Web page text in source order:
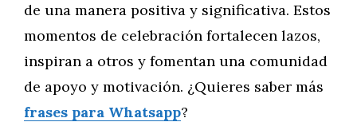
de una manera positiva y significativa. Estos
momentos de celebración fortalecen lazos,
inspiran a otros y fomentan una comunidad
de apoyo y motivación. ¿Quieres saber más
frases para Whatsapp?